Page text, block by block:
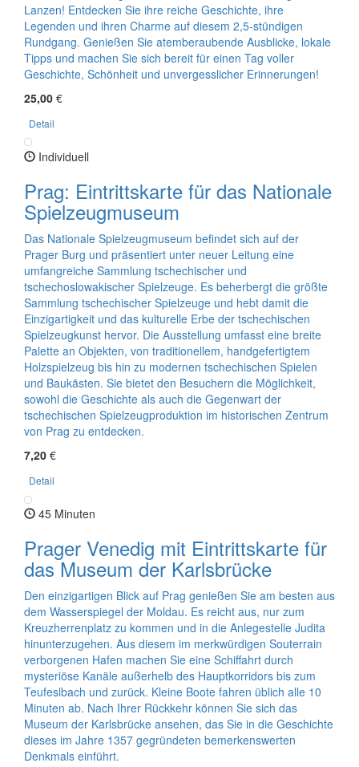
Lanzen! Entdecken Sie ihre reiche Geschichte, ihre
Legenden und ihren Charme auf diesem 2,5-stündigen
Rundgang. Genießen Sie atemberaubende Ausblicke, lokale
Tipps und machen Sie sich bereit für einen Tag voller
Geschichte, Schönheit und unvergesslicher Erinnerungen!
25,00 €
Detail
Individuell
Prag: Eintrittskarte für das Nationale
Spielzeugmuseum
Das Nationale Spielzeugmuseum befindet sich auf der
Prager Burg und präsentiert unter neuer Leitung eine
umfangreiche Sammlung tschechischer und
tschechoslowakischer Spielzeuge. Es beherbergt die größte
Sammlung tschechischer Spielzeuge und hebt damit die
Einzigartigkeit und das kulturelle Erbe der tschechischen
Spielzeugkunst hervor. Die Ausstellung umfasst eine breite
Palette an Objekten, von traditionellem, handgefertigtem
Holzspielzeug bis hin zu modernen tschechischen Spielen
und Baukästen. Sie bietet den Besuchern die Möglichkeit,
sowohl die Geschichte als auch die Gegenwart der
tschechischen Spielzeugproduktion im historischen Zentrum
von Prag zu entdecken.
7,20 €
Detail
45 Minuten
Prager Venedig mit Eintrittskarte für
das Museum der Karlsbrücke
Den einzigartigen Blick auf Prag genießen Sie am besten aus
dem Wasserspiegel der Moldau. Es reicht aus, nur zum
Kreuzherrenplatz zu kommen und in die Anlegestelle Judita
hinunterzugehen. Aus diesem im merkwürdigen Souterrain
verborgenen Hafen machen Sie eine Schiffahrt durch
mysteriöse Kanäle außerhelb des Hauptkorridors bis zum
Teufeslbach und zurück. Kleine Boote fahren üblich alle 10
Minuten ab. Nach Ihrer Rückkehr können Sie sich das
Museum der Karlsbrücke ansehen, das Sie in die Geschichte
dieses im Jahre 1357 gegründeten bemerkenswerten
Denkmals einführt.